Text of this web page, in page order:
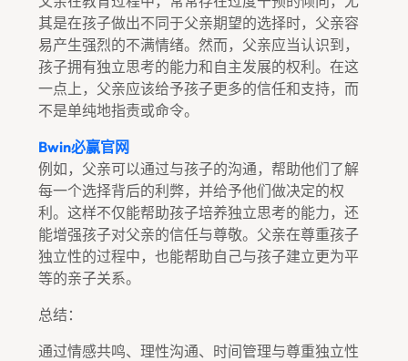
其是在孩子做出不同于父亲期望的选择时，父亲容
易产生强烈的不满情绪。然而，父亲应当认识到，
孩子拥有独立思考的能力和自主发展的权利。在这
一点上，父亲应该给予孩子更多的信任和支持，而
不是单纯地指责或命令。
Bwin必赢官网
例如，父亲可以通过与孩子的沟通，帮助他们了解
每一个选择背后的利弊，并给予他们做决定的权
利。这样不仅能帮助孩子培养独立思考的能力，还
能增强孩子对父亲的信任与尊敬。父亲在尊重孩子
独立性的过程中，也能帮助自己与孩子建立更为平
等的亲子关系。
总结：
通过情感共鸣、理性沟通、时间管理与尊重独立性